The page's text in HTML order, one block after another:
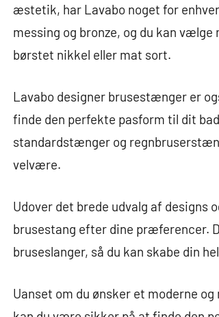
æstetik, har Lavabo noget for
messing og bronze, og du kan
børstet nikkel eller mat sort.
Lavabo designer brusestænger er
finde den perfekte pasform til dit
standardstænger og
velvære.
Udover det brede udvalg af designs
brusestang efter dine præferencer.
bruseslanger, så du kan skabe din
Uanset om du ønsker et moderne